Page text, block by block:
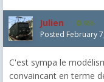
Julien 655
Posted February
C'est sympa le
convaincant en terme